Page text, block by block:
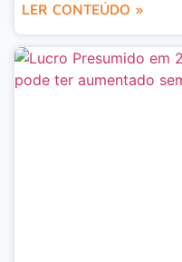
LER CONTEÚDO »